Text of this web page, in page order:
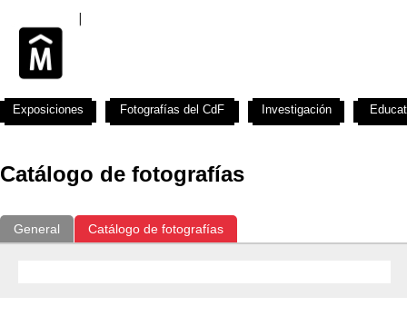
Catálogo de fotografías
General Catálogo de fotografías
Exposiciones Fotografías del CdF Investigación